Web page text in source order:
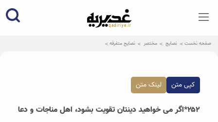
qadiriye.ir
نشریه ی غدیریه-بیانات استاد
صفحه نخست نصایح مختصر نصایح متفرقه
کپی متن لینک متن
۲۵۲*اگر می خواهید دینتان تقویت بشود، اهل مناجات و دعا